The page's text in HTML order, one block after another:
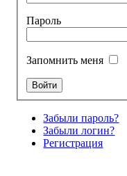
Пароль
Запомнить меня
Забыли пароль?
Забыли логин?
Регистрация